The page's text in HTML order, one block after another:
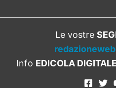
Le vostre
Info EDICOLA DIGITALE